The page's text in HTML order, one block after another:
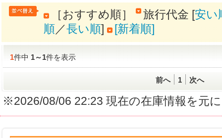
［おすすめ順］ 旅行代金 [安い
順／長い順] [新着順]
1件中1～1件を表示
前へ 1 次へ
※2026/08/06 22:23 現在の在庫情報を元